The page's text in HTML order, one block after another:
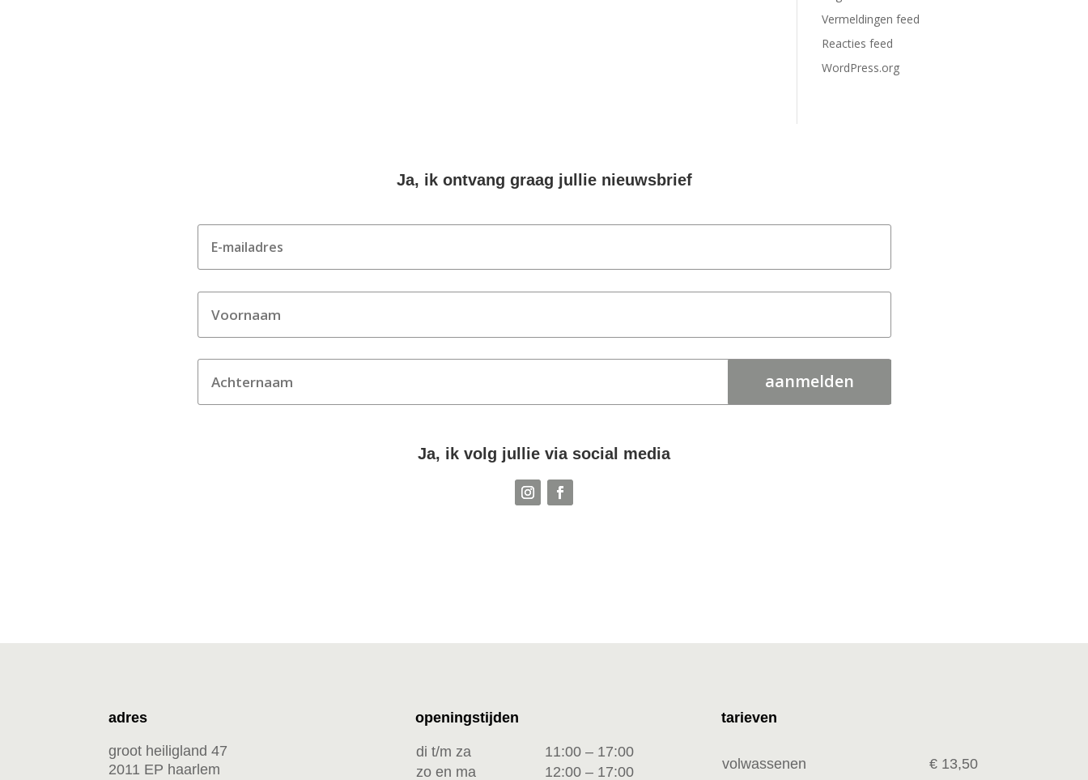
Vermeldingen feed
Reacties feed
WordPress.org
Ja, ik ontvang graag jullie nieuwsbrief
aanmelden
Ja, ik volg jullie via social media
adres
groot heiligland 47
2011 EP haarlem
openingstijden
di t/m za
11:00 – 17:00
zo en ma
12:00 – 17:00
tarieven
volwassenen € 13,50